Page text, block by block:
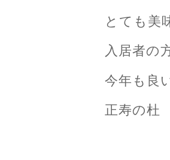
とても美
入居者の
今年も良
正寿の